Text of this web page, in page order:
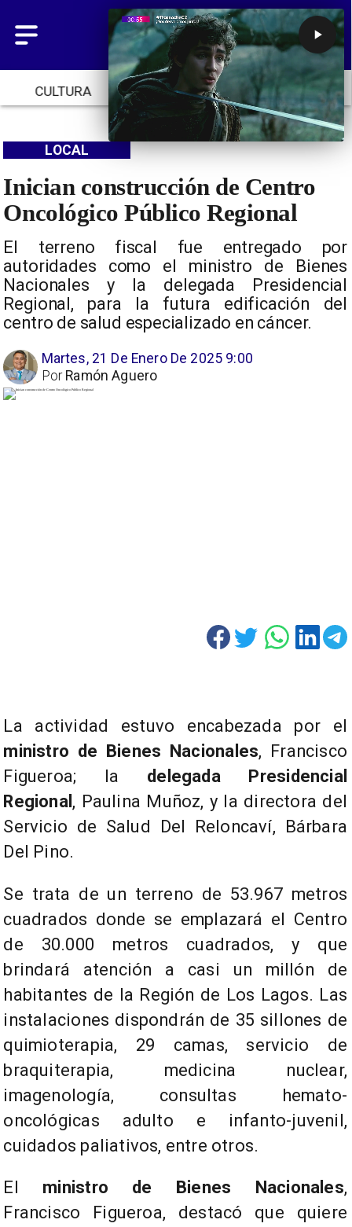
CULTURA TENDENCIAS INICIO
Inician construcción de Centro
Oncológico Público Regional
El terreno fiscal fue entregado por
autoridades como el ministro de Bienes
Nacionales y la delegada Presidencial
Regional, para la futura edificación del
centro de salud especializado en cáncer.
LOCAL
Martes, 21 De Enero De 2025 9:00
Ramón Aguero
Por
La actividad estuvo encabezada por el
ministro de Bienes Nacionales, Francisco
Figueroa; la delegada Presidencial
Regional , Paulina Muñoz, y la directora del
Servicio de Salud Del Reloncaví, Bárbara
Del Pino.
Se trata de un terreno de 53.967 metros
cuadrados donde se emplazará el Centro
de 30.000 metros cuadrados, y que
brindará atención a casi un millón de
habitantes de la Región de Los Lagos. Las
instalaciones dispondrán de 35 sillones de
quimioterapia, 29 camas, servicio de
braquiterapia, medicina nuclear,
imagenología, consultas hemato-
oncológicas adulto e infanto-juvenil,
cuidados paliativos, entre otros.
El ministro de Bienes Nacionales,
Francisco Figueroa, destacó que quiere